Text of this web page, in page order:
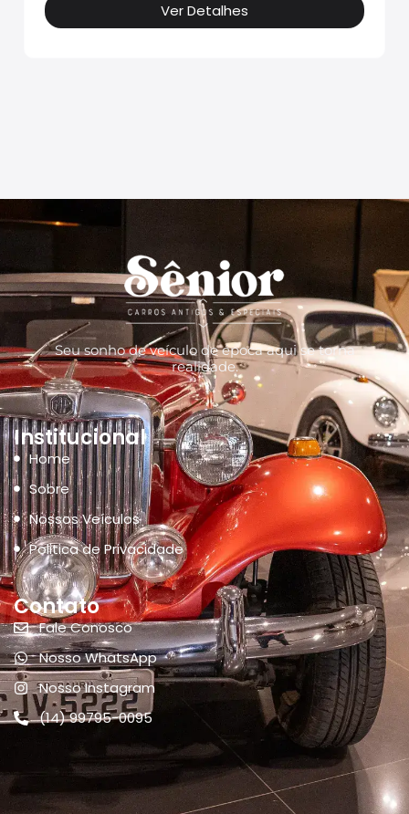
Ver Detalhes
Seu sonho de veículo de época aqui se torna
realidade.
Institucional
Home
Sobre
Nossos Veículos
Politica de Privacidade
Contato
Fale Conosco
Nosso WhatsApp
Nosso Instagram
(14) 99795-0095